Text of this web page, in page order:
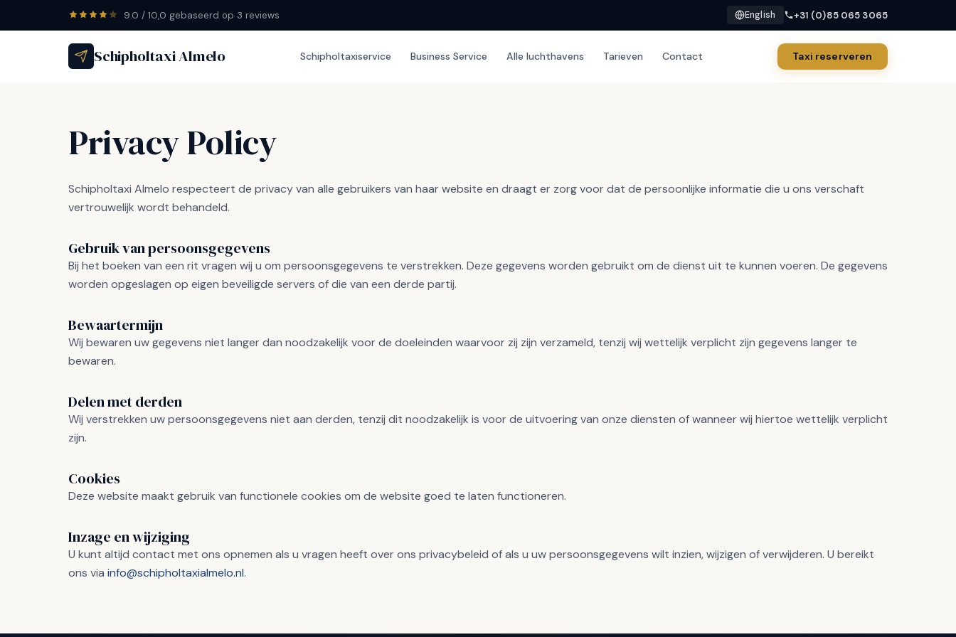
9.0 / 10,0 gebaseerd op 3 reviews English +31 (0)85 065 3065
Schipholtaxi Almelo Schipholtaxiservice Business Service Alle luchthavens Tarieven Contact Taxi reserveren
Privacy Policy
Schipholtaxi Almelo respecteert de privacy van alle gebruikers van haar website en draagt er zorg voor dat de persoonlijke informatie die u ons verschaft
vertrouwelijk wordt behandeld.
Gebruik van persoonsgegevens
Bij het boeken van een rit vragen wij u om persoonsgegevens te verstrekken. Deze gegevens worden gebruikt om de dienst uit te kunnen voeren. De gegevens
worden opgeslagen op eigen beveiligde servers of die van een derde partij.
Bewaartermijn
Wij bewaren uw gegevens niet langer dan noodzakelijk voor de doeleinden waarvoor zij zijn verzameld, tenzij wij wettelijk verplicht zijn gegevens langer te
bewaren.
Delen met derden
Wij verstrekken uw persoonsgegevens niet aan derden, tenzij dit noodzakelijk is voor de uitvoering van onze diensten of wanneer wij hiertoe wettelijk verplicht
zijn.
Cookies
Deze website maakt gebruik van functionele cookies om de website goed te laten functioneren.
Inzage en wijziging
U kunt altijd contact met ons opnemen als u vragen heeft over ons privacybeleid of als u uw persoonsgegevens wilt inzien, wijzigen of verwijderen. U bereikt
ons via info@schipholtaxialmelo.nl.